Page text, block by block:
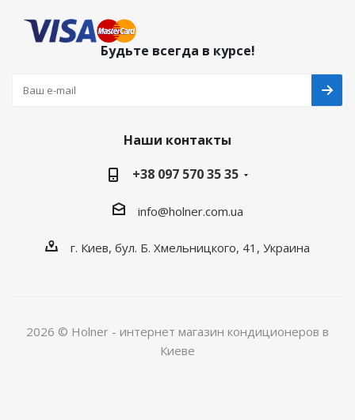
Будьте всегда в курсе!
Наши контакты
+38 097 570 35 35
info@holner.com.ua
г. Киев, бул. Б. Хмельницкого, 41, Украина
2026 © Holner - интернет магазин кондиционеров в
Киеве